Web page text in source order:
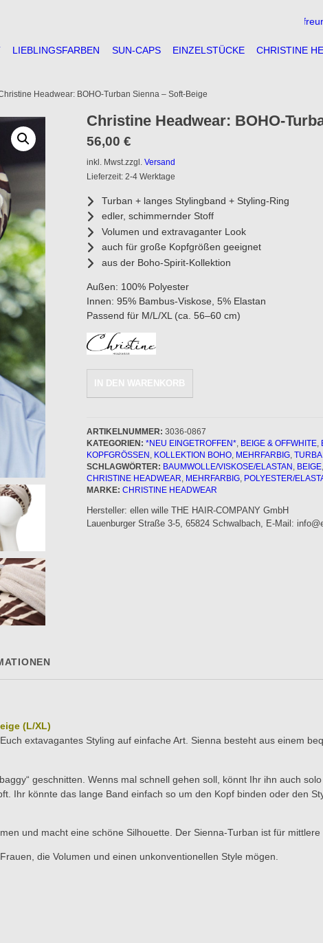
** große Auswahl **
LIEBLINGSFARBEN SUN-CAPS EINZELSTÜCKE
CHRISTINE
Headwear: BOHO-Turban Sienna – Soft-Beige
Christine Headwear: BOHO-
56,00 €
inkl. Mwst. zzgl. Versand
Lieferzeit: 2-4 Werktage
Turban + langes Stylingband + Styling-Ring
edler, schimmernder Stoff
Volumen und extravaganter Look
auch für große Kopfgrößen geeignet
aus der Boho-Spirit-Kollektion
Außen: 100% Polyester
Innen: 95% Bambus-Viskose, 5% Elastan
Passend für M/L/XL (ca. 56–60 cm)
Headwear:
Sienna
-
Soft-
Beige
Menge
IN DEN WARENKORB
ARTIKELNUMMER: 3036-0867
KATEGORIEN: *NEU EINGETROFFEN* BEIGE & OFFWHITE
OPFGRÖSSEN
KOLLEKTION BOHO MEHRFARBIG
SCHLAGWÖRTER: BAUMWOLLE/VISKOSE/ELASTAN BEIGE
CHRISTINE HEADWEAR
MEHRFARBIG
POLYESTER/
MARKE: CHRISTINE HEADWEAR
Hersteller: ellen wille THE HAIR-COMPANY GmbH
Lauenburger Straße 3-5, 65824 Schwalbach, E-Mail:
(L/XL)
extavagantes Styling auf einfache Art. Sienna besteht aus einem
geschnitten. Wenns mal schnell gehen soll, könnt Ihr ihn auch
Ihr könnte das lange Band einfach so um den Kopf binden oder den
und macht eine schöne Silhouette. Der Sienna-Turban ist für
die Volumen und einen unkonventionellen Style mögen.